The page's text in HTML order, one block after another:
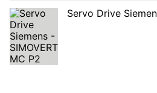
Servo Drive